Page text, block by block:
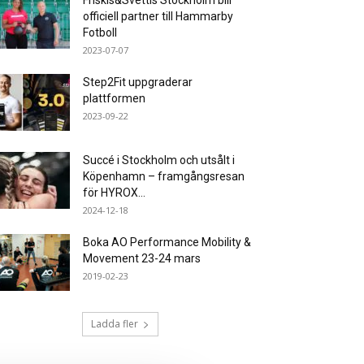
officiell partner till Hammarby
Fotboll
2023-07-07
Step2Fit uppgraderar
plattformen
2023-09-22
Succé i Stockholm och utsålt i
Köpenhamn – framgångsresan
för HYROX...
2024-12-18
Boka AO Performance Mobility &
Movement 23-24 mars
2019-02-23
Ladda fler